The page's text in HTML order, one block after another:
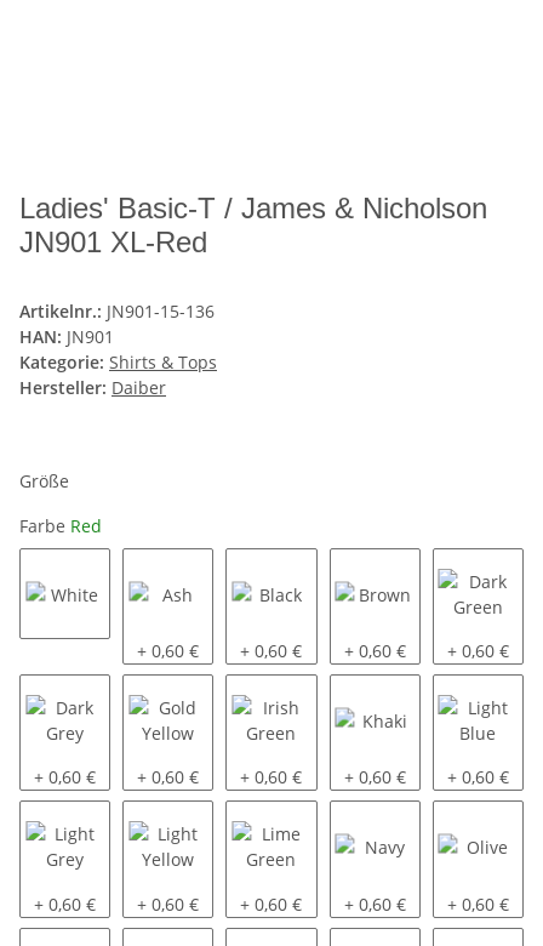
Ladies' Basic-T / James & Nicholson
JN901 XL-Red
Artikelnr.: JN901-15-136
HAN: JN901
Kategorie: Shirts & Tops
Hersteller: Daiber
Größe
Farbe Red
Ash
+ 0,60 € Black
+ 0,60 € Brown
+ 0,60 € Dark Green
+ 0,60 €
Dark Grey
+ 0,60 € Gold Yellow
+ 0,60 € Irish Green
+ 0,60 € Khaki
+ 0,60 € Light Blue
+ 0,60 €
Light Grey
+ 0,60 € Light Yellow
+ 0,60 € Lime Green
+ 0,60 € Navy
+ 0,60 € Olive
+ 0,60 €